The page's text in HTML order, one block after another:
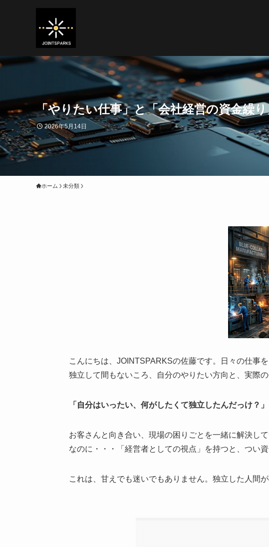
「やりたい仕事」と「会社経営の資金繰
2026年5月14日
ホーム 未分類
こんにちは、JOINTSPARKSの佐藤です。日々の仕事
独立して間もないころ、自分のやりたい方向と、実際
「自分はいったい、何がしたくて独立したんだっけ？」
お客さんと向き合い、現場の困りごとを一緒に解決し
なのに・・・「経営者としての視点」を持つと、つい
これは、甘えでも迷いでもありません。独立した人間